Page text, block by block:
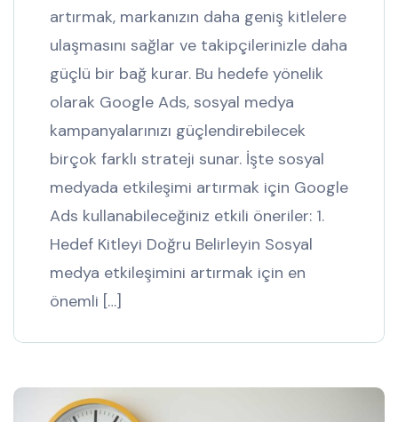
artırmak, markanızın daha geniş kitlelere
ulaşmasını sağlar ve takipçilerinizle daha
güçlü bir bağ kurar. Bu hedefe yönelik
olarak Google Ads, sosyal medya
kampanyalarınızı güçlendirebilecek
birçok farklı strateji sunar. İşte sosyal
medyada etkileşimi artırmak için Google
Ads kullanabileceğiniz etkili öneriler: 1.
Hedef Kitleyi Doğru Belirleyin Sosyal
medya etkileşimini artırmak için en
önemli […]